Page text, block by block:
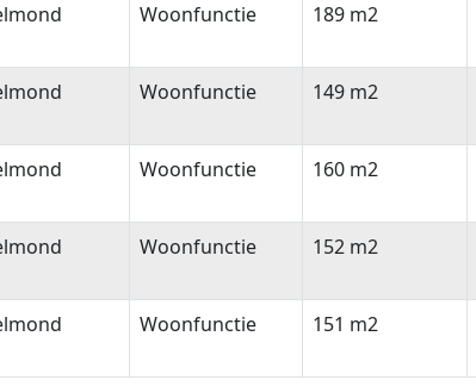
Woonfunctie 189 m2
Woonfunctie 149 m2
Woonfunctie 160 m2
Woonfunctie 152 m2
Woonfunctie 151 m2